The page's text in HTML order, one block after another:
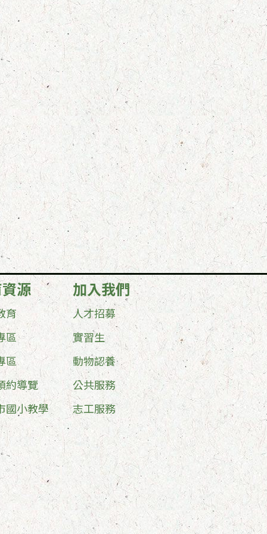
源
育
區
區
約導覽
國小教學
加入我們
人才招募
實習生
動物認養
公共服務
志工服務